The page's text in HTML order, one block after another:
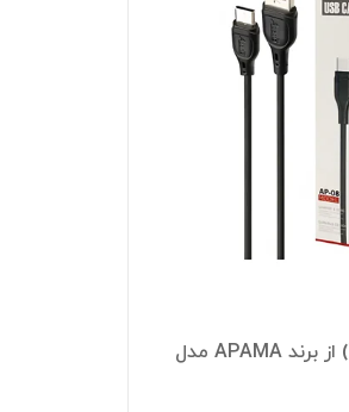
کابل شارژ تایپ سی (Type C) از برند APAMA مدل